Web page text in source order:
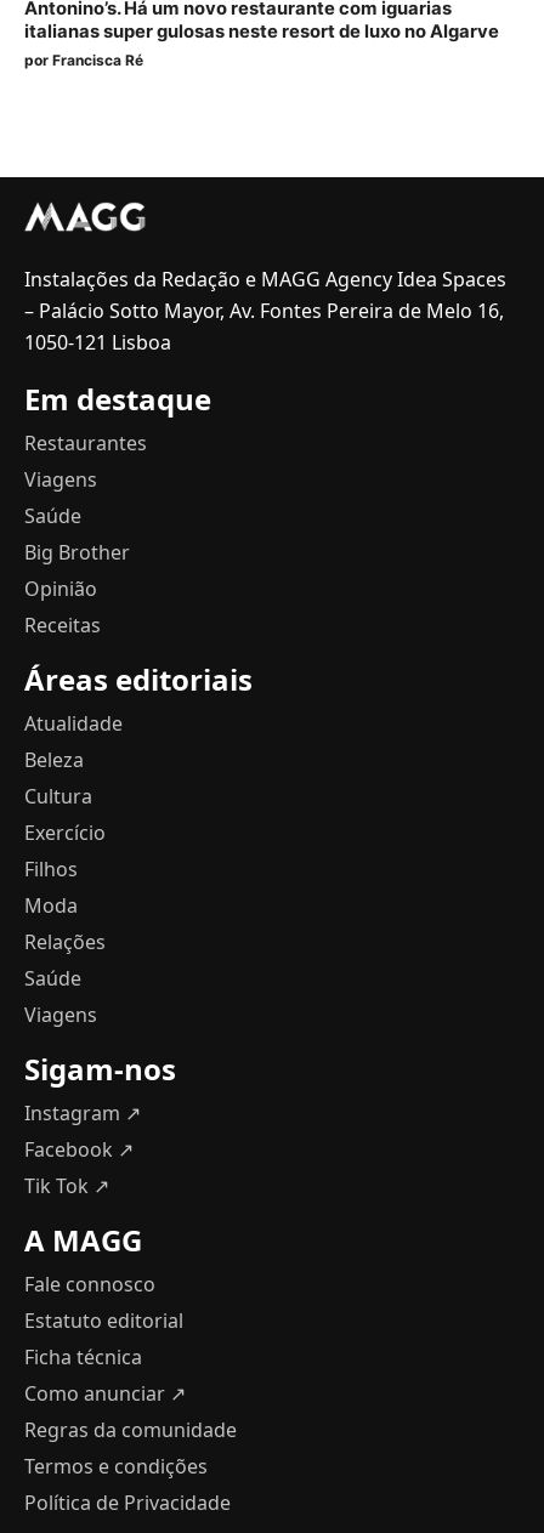
Antonino’s. Há um novo restaurante com iguarias
italianas super gulosas neste resort de luxo no Algarve
por Francisca Ré
Instalações da Redação e MAGG Agency Idea Spaces
– Palácio Sotto Mayor, Av. Fontes Pereira de Melo 16,
1050-121 Lisboa
Em destaque
Restaurantes
Viagens
Saúde
Big Brother
Opinião
Receitas
Áreas editoriais
Atualidade
Beleza
Cultura
Exercício
Filhos
Moda
Relações
Saúde
Viagens
Sigam-nos
Instagram ↗
Facebook ↗
Tik Tok ↗
A MAGG
Fale connosco
Estatuto editorial
Ficha técnica
Como anunciar ↗
Regras da comunidade
Termos e condições
Política de Privacidade